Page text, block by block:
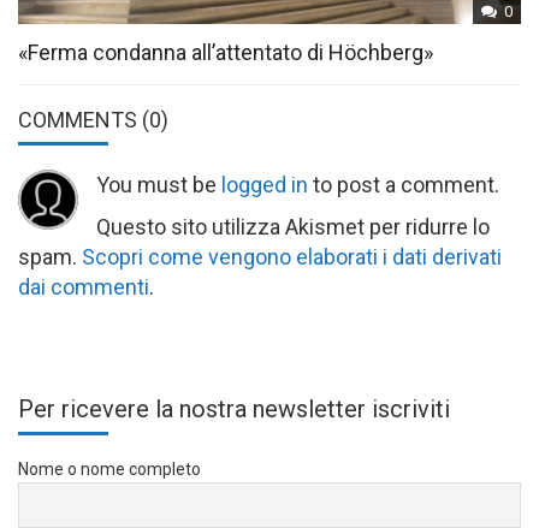
0
«Ferma condanna all’attentato di Höchberg»
COMMENTS (0)
You must be logged in to post a comment.
Questo sito utilizza Akismet per ridurre lo
spam. Scopri come vengono elaborati i dati derivati
dai commenti.
Per ricevere la nostra newsletter iscriviti
Nome o nome completo